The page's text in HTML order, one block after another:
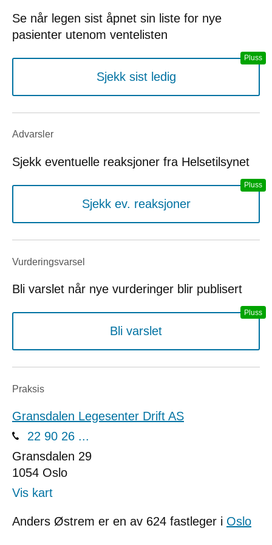
Se når legen sist åpnet sin liste for nye
pasienter utenom ventelisten
Sjekk sist ledig
Advarsler
Sjekk eventuelle reaksjoner fra Helsetilsynet
Sjekk ev. reaksjoner
Vurderings­varsel
Bli varslet når nye vurderinger blir publisert
Bli varslet
Praksis
Gransdalen Legesenter Drift AS
22 90 26 ...
Gransdalen 29
1054 Oslo
Vis kart
Anders Østrem er en av 624 fastleger i Oslo